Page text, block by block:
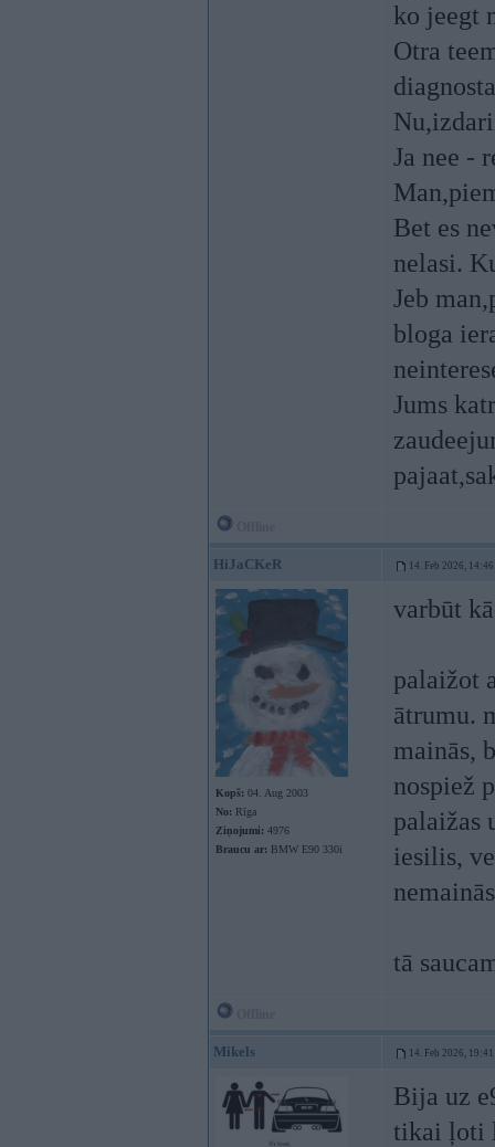
ko jeegt
Otra
Ja nee -
Bet es
nelasi.
Jeb
bloga
Jums
HiJaCKeR 14. Feb 2026, 14:46
Kopš: 04. Aug 2003
No: Rīga
Ziņojumi: 4976
Braucu ar: BMW E90 330i
varbūt
palaižot
ātrumu.
mainās,
nospiež
palaižas
iesilis,
tā
Mikels 14. Feb 2026, 19:41
Bija uz
tikai ļoti